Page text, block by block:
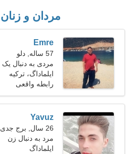
مردان و زنان
Emre
57 ساله, دلو
مردی به دنبال
49-53
ایلماداگ، ترکیه
رابطه واقعی
Yavuz
26 سال, برج جدی
مرد به دنبال زن
ایلماداگ